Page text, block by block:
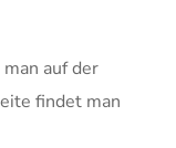
auf der
findet man